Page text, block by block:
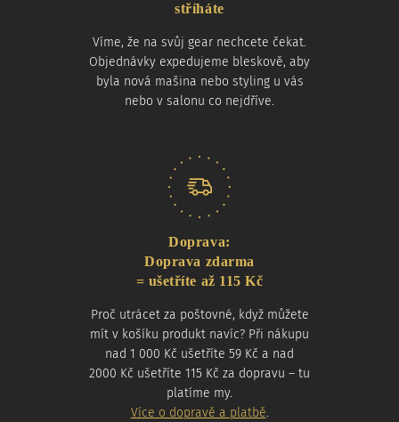
stříháte
Víme, že na svůj gear nechcete čekat.
Objednávky expedujeme bleskově, aby
byla nová mašina nebo styling u vás
nebo v salonu co nejdříve.
Doprava:
Doprava zdarma
= ušetříte až 115 Kč
Proč utrácet za poštovné, když můžete
mít v košíku produkt navíc? Při nákupu
nad 1 000 Kč ušetříte 59 Kč a nad
2000 Kč ušetříte 115 Kč za dopravu – tu
platíme my.
Více o dopravě a platbě.